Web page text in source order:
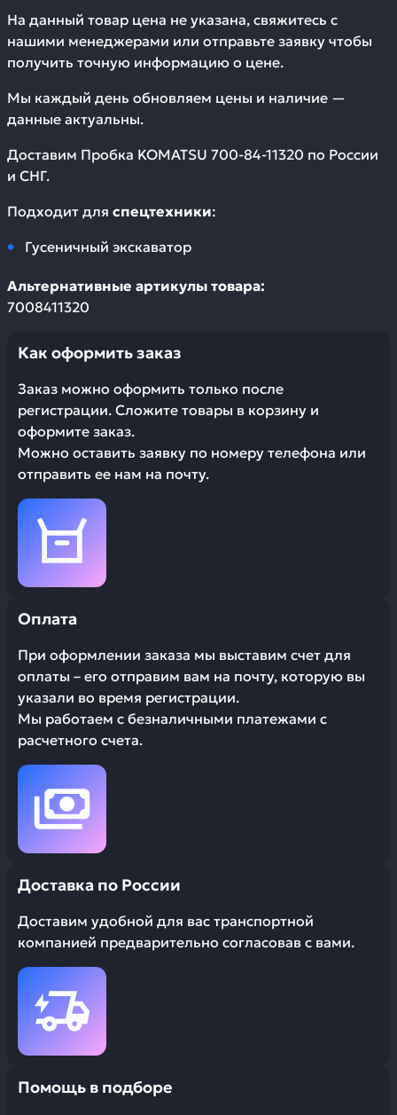
На данный товар цена не указана, свяжитесь с
нашими менеджерами или отправьте заявку чтобы
получить точную информацию о цене.
Мы каждый день обновляем цены и наличие —
данные актуальны.
Доставим Пробка KOMATSU 700-84-11320 по России
и СНГ.
Подходит для спецтехники:
Гусеничный экскаватор
Альтернативные артикулы товара:
7008411320
Как оформить заказ
Заказ можно оформить только после
регистрации. Сложите товары в корзину и
оформите заказ.
Можно оставить заявку по номеру телефона или
отправить ее нам на почту.
Оплата
При оформлении заказа мы выставим счет для
оплаты – его отправим вам на почту, которую вы
указали во время регистрации.
Мы работаем с безналичными платежами с
расчетного счета.
Доставка по России
Доставим удобной для вас транспортной
компанией предварительно согласовав с вами.
Помощь в подборе